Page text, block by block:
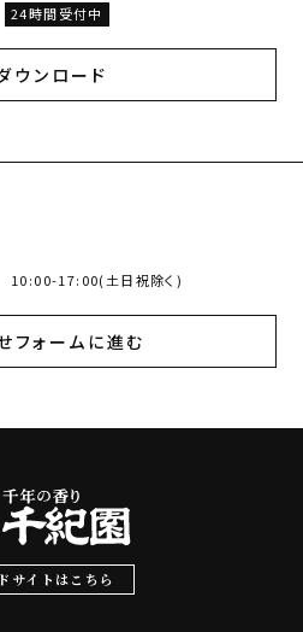
24時間受付中
ウンロード
10:00-17:00(土日祝除く)
フォームに進む
サイトはこちら